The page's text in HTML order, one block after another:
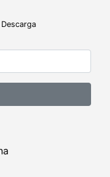
Descarga